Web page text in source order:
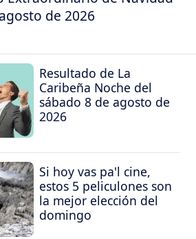
de 2026
Resultado de La
Caribeña Noche del
sábado 8 de agosto de
2026
Si hoy vas pa'l cine,
estos 5 peliculones son
la mejor elección del
domingo